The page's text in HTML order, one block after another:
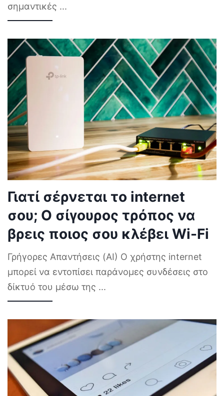
σημαντικές ...
Γιατί σέρνεται το internet
σου; Ο σίγουρος τρόπος να
βρεις ποιος σου κλέβει Wi-Fi
Γρήγορες Απαντήσεις (AI) Ο χρήστης internet
μπορεί να εντοπίσει παράνομες συνδέσεις στο
δίκτυό του μέσω της ...